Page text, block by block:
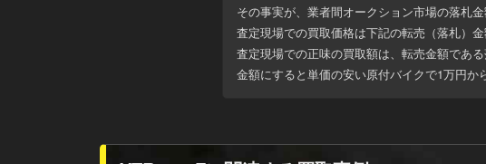
その事実が、業者間オークション市場の落札
査定現場での買取価格は下記の転売（落札）
査定現場での正味の買取額は、転売金額であ
金額にすると単価の安い原付バイクで1万円か